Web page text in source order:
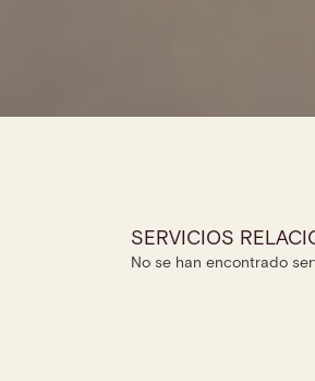
SERVICIOS
No se han encontrado